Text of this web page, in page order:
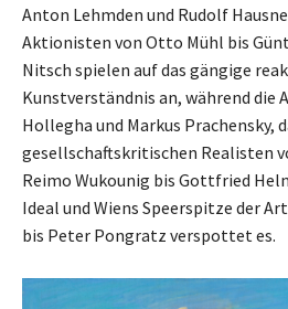
Anton Lehmden und Rudolf
Aktionisten von Otto Mühl bis
Nitsch spielen auf das gängige
Kunstverständnis an, während die
Hollegha und Markus Prachensky,
gesellschaftskritischen Realisten
Reimo Wukounig bis Gottfried
Ideal und Wiens Speerspitze der
bis Peter Pongratz verspottet es.